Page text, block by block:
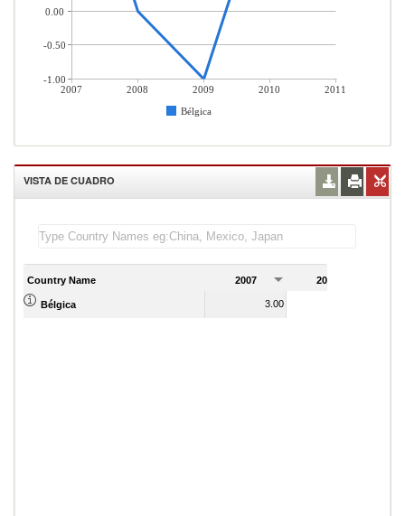
2007 2008 2009 2010
2011
Bélgica
0.00
-0.50
-1.00
VISTA DE CUADRO
Country Name 2007 2008
Bélgica 3.00